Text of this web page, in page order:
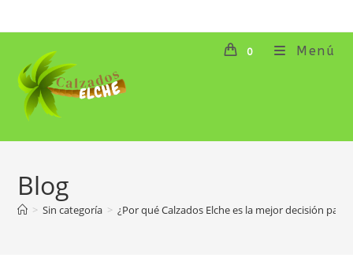
al
contenido
0 Menú
Blog
> Sin categoría > ¿Por qué Calzados Elche es la mejor decisión